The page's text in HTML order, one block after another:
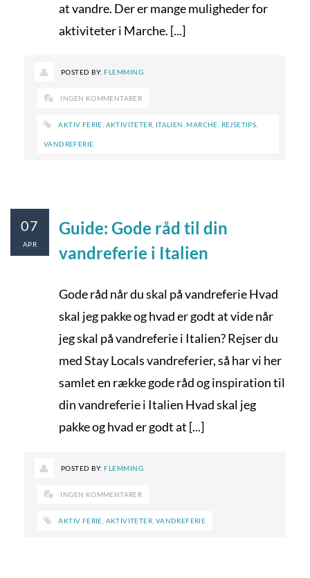
at vandre. Der er mange muligheder for
aktiviteter i Marche. [...]
POSTED BY:FLEMMING
INGEN KOMMENTARER
AKTIV FERIE AKTIVITETER ITALIEN ,MARCHE REJSETIPS
VANDREFERIE
Guide: Gode råd til din
vandreferie i Italien
Gode råd når du skal på vandreferie Hvad
skal jeg pakke og hvad er godt at vide når
jeg skal på vandreferie i Italien? Rejser du
med Stay Locals vandreferier, så har vi her
samlet en række gode råd og inspiration til
din vandreferie i Italien Hvad skal jeg
pakke og hvad er godt at [...]
07
APR
POSTED BY:FLEMMING
INGEN KOMMENTARER
AKTIV FERIE AKTIVITETER VANDREFERIE